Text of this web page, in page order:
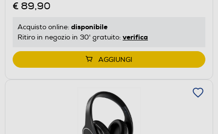
€ 89,90
Acquisto online: disponibile
Ritiro in negozio in 30' gratuito: verifica
AGGIUNGI